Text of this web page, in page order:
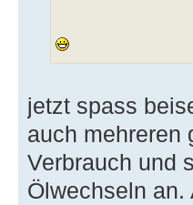
jetzt spass
auch mehreren
Verbrauch und
Ölwechseln